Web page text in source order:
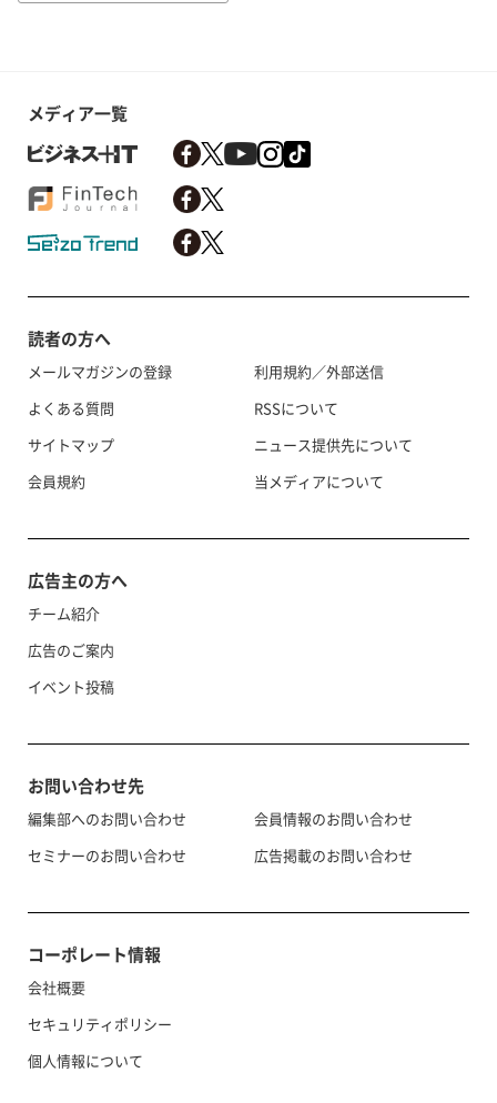
メディア一覧
読者の方へ
メールマガジンの登録
よくある質問
サイトマップ
会員規約
利用規約／外部送信
RSSについて
ニュース提供先について
当メディアについて
広告主の方へ
チーム紹介
広告のご案内
イベント投稿
お問い合わせ先
編集部へのお問い合わせ
セミナーのお問い合わせ
会員情報のお問い合わせ
広告掲載のお問い合わせ
コーポレート情報
会社概要
セキュリティポリシー
個人情報について